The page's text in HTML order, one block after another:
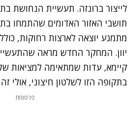
לייצור ברונזה. תעשיית הנחושת
תושבי האזור האדומים שהתמחו
מתמנע יוצאה לארצות רחוקות, כולל
יוון. המחקר החדש מראה
קיימא, עדות שמתאימה למציאות
בתקופה הזו לשלטון חיצוני, אולי
פרסומת